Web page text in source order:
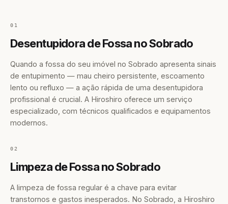
01
Desentupidora de Fossa no Sobrado
Quando a fossa do seu imóvel no Sobrado apresenta sinais
de entupimento — mau cheiro persistente, escoamento
lento ou refluxo — a ação rápida de uma desentupidora
profissional é crucial. A Hiroshiro oferece um serviço
especializado, com técnicos qualificados e equipamentos
modernos.
02
Limpeza de Fossa no Sobrado
A limpeza de fossa regular é a chave para evitar
transtornos e gastos inesperados. No Sobrado, a Hiroshiro